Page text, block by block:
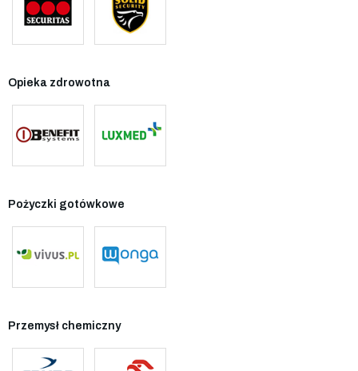
Opieka zdrowotna
Pożyczki gotówkowe
Przemysł chemiczny